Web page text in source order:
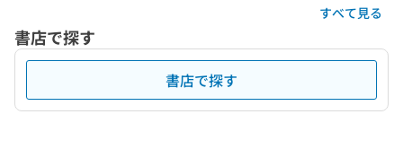
すべて見る
書店で探す
書店で探す